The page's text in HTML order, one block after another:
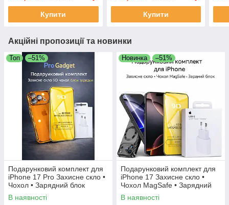
Купити Купити
Акційні пропозиції та новинки
Топ –51%
Подарунковий комплект для
iPhone 17 Pro Захисне скло •
Чохол • Зарядний блок
В наявності
Новинка –51%
Подарунковий комплект для
iPhone 17 Захисне скло •
Чохол MagSafe • Зарядний
блок
В наявності